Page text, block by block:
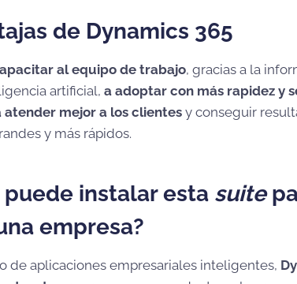
de Dynamics 365
al equipo de trabajo, gracias a la
artificial, a adoptar con más rapidez y
mejor a los clientes y conseguir
y más rápidos.
puede instalar esta suite
empresa?
de aplicaciones empresariales inteligentes,